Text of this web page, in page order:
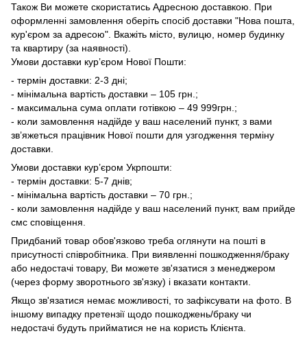
Також Ви можете скористатись Адресною доставкою. При
оформленні замовлення оберіть спосіб доставки "Нова пошта,
кур'єром за адресою". Вкажіть місто, вулицю, номер будинку
та квартиру (за наявності).
Умови доставки кур’єром Нової Пошти:
- термін доставки: 2-3 дні;
- мінімальна вартість доставки – 105 грн.;
- максимальна сума оплати готівкою – 49 999грн.;
- коли замовлення надійде у ваш населений пункт, з вами
зв’яжеться працівник Нової пошти для узгодження терміну
доставки.
Умови доставки кур’єром Укрпошти:
- термін доставки: 5-7 днів;
- мінімальна вартість доставки – 70 грн.;
- коли замовлення надійде у ваш населений пункт, вам прийде
смс сповіщення.
Придбаний товар обов'язково треба оглянути на пошті в
присутності співробітника. При виявленні пошкодження/браку
або недостачі товару, Ви можете зв'язатися з менеджером
(через форму зворотнього зв'язку) і вказати контакти.
Якщо зв'язатися немає можливості, то зафіксувати на фото. В
іншому випадку претензії щодо пошкоджень/браку чи
недостачі будуть прийматися не на користь Клієнта.